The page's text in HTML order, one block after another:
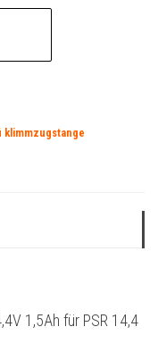
klimmzugstange
1,5Ah für PSR 14,4